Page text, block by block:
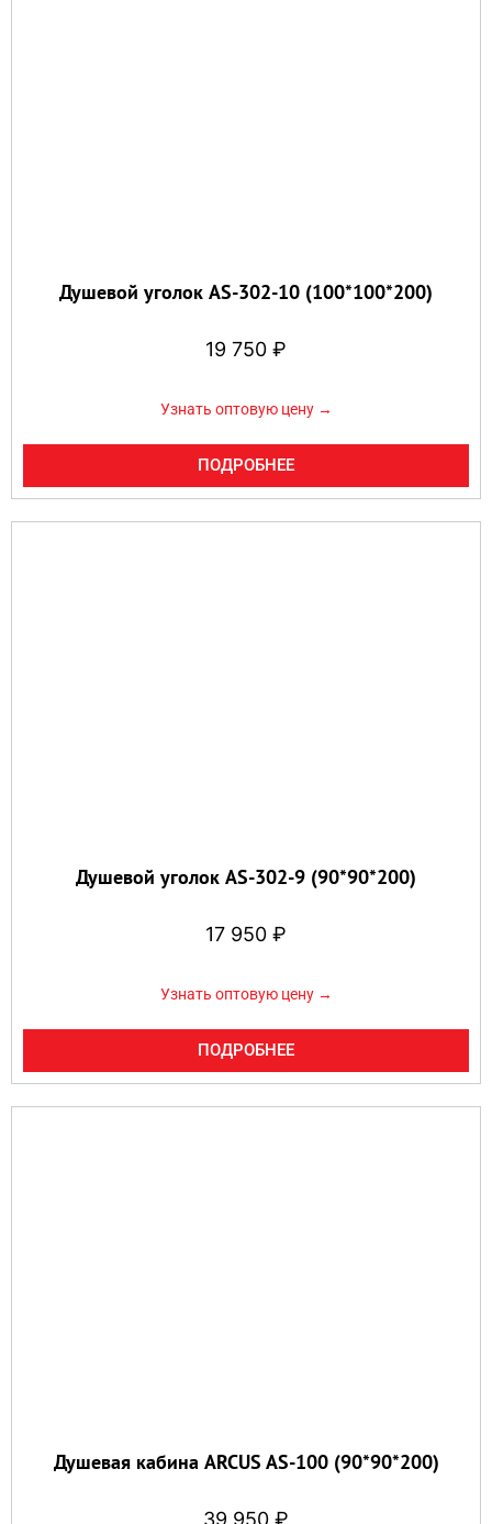
Душевой уголок AS-302-10 (100*100*200)
19 750 ₽
Узнать оптовую цену →
ПОДРОБНЕЕ
Душевой уголок AS-302-9 (90*90*200)
17 950 ₽
Узнать оптовую цену →
ПОДРОБНЕЕ
Душевая кабина ARCUS AS-100 (90*90*200)
39 950 ₽